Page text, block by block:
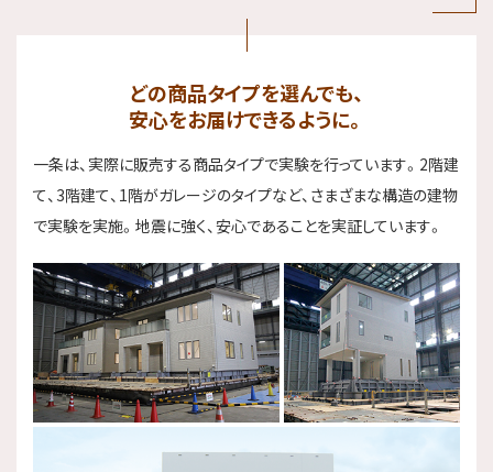
どの商品タイプを選んでも、
安心をお届けできるように。
一条は、実際に販売する商品タイプで実験を行っています。2階建
て、3階建て、1階がガレージのタイプなど、さまざまな構造の建物
で実験を実施。地震に強く、安心であることを実証しています。